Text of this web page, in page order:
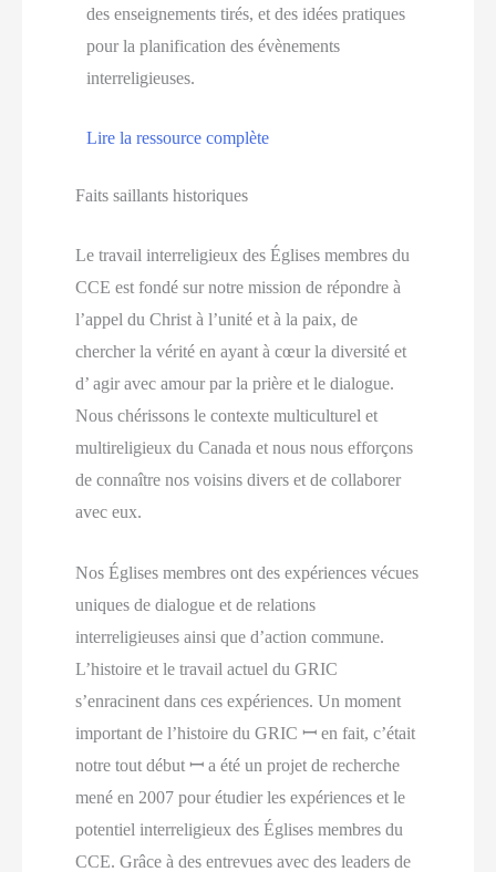
des enseignements tirés, et des idées pratiques
pour la planification des évènements
interreligieuses.
Lire la ressource complète
Faits saillants historiques
Le travail interreligieux des Églises membres du
CCE est fondé sur notre mission de répondre à
l’appel du Christ à l’unité et à la paix, de
chercher la vérité en ayant à cœur la diversité et
d’ agir avec amour par la prière et le dialogue.
Nous chérissons le contexte multiculturel et
multireligieux du Canada et nous nous efforçons
de connaître nos voisins divers et de collaborer
avec eux.
Nos Églises membres ont des expériences vécues
uniques de dialogue et de relations
interreligieuses ainsi que d’action commune.
L’histoire et le travail actuel du GRIC
s’enracinent dans ces expériences. Un moment
important de l’histoire du GRIC ꟷ en fait, c’était
notre tout début ꟷ a été un projet de recherche
mené en 2007 pour étudier les expériences et le
potentiel interreligieux des Églises membres du
CCE. Grâce à des entrevues avec des leaders de